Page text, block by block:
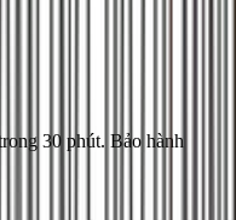
30 phút. Bảo hành